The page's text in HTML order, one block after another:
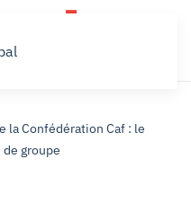
la Confédération Caf : le
groupe